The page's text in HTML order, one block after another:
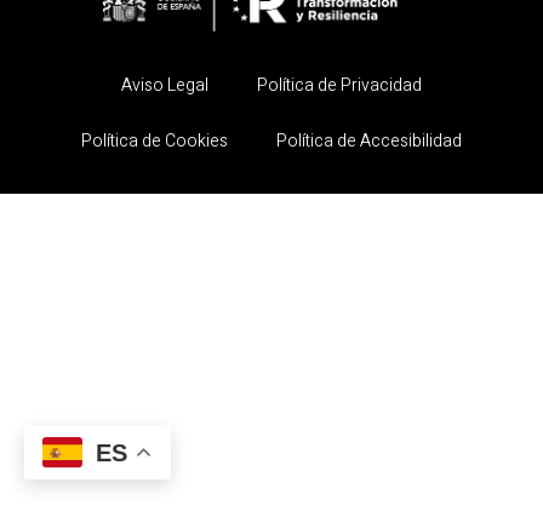
Aviso Legal Política de Privacidad
Política de Cookies Política de Accesibilidad
ES